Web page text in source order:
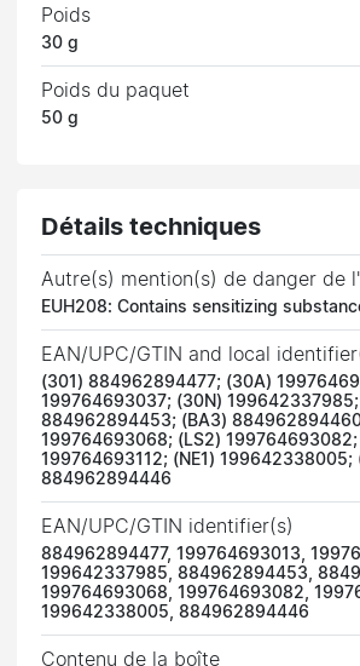
Poids
30 g
Poids du paquet
50 g
Détails techniques
Autre(s) mention(s) de danger de
EUH208: Contains sensitizing
EAN/UPC/GTIN and local
(301) 884962894477; (30A)
199764693037; (30N) 199642337985;
884962894453; (BA3)
199764693068; (LS2) 199764693082;
199764693112; (NE1) 199642338005;
884962894446
EAN/UPC/GTIN identifier(s)
884962894477, 199764693013,
199642337985, 884962894453,
199764693068, 199764693082,
199642338005, 884962894446
Contenu de la boîte